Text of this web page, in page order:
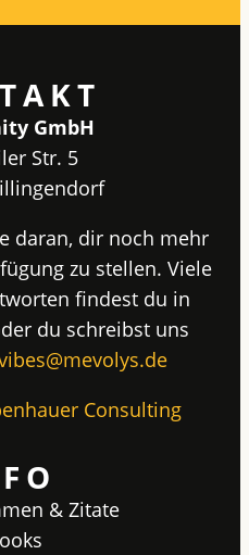
GmbH
Str. 5
daran, dir noch mehr
zu stellen. Viele
findest du in
du schreibst uns
Consulting
& Zitate